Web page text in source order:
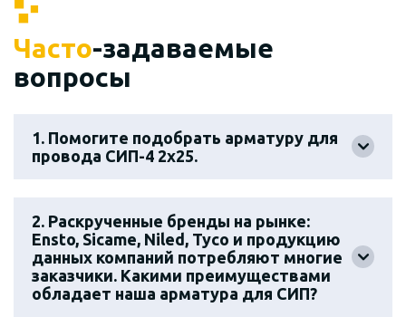
Часто-задаваемые
вопросы
1. Помогите подобрать арматуру для
провода СИП-4 2х25.
2. Раскрученные бренды на рынке:
Ensto, Sicame, Niled, Tyco и продукцию
данных компаний потребляют многие
заказчики. Какими преимуществами
обладает наша арматура для СИП?